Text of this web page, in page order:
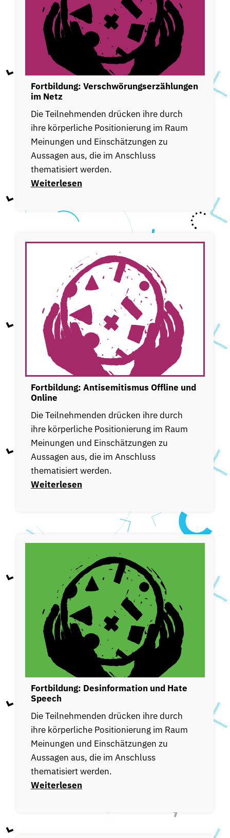
Fortbildung: Verschwörungserzählungen
im Netz
Die Teilnehmenden drücken ihre durch
ihre körperliche Positionierung im Raum
Meinungen und Einschätzungen zu
Aussagen aus, die im Anschluss
thematisiert werden.
Weiterlesen
Fortbildung: Antisemitismus Offline und
Online
Die Teilnehmenden drücken ihre durch
ihre körperliche Positionierung im Raum
Meinungen und Einschätzungen zu
Aussagen aus, die im Anschluss
thematisiert werden.
Weiterlesen
Fortbildung: Desinformation und Hate
Speech
Die Teilnehmenden drücken ihre durch
ihre körperliche Positionierung im Raum
Meinungen und Einschätzungen zu
Aussagen aus, die im Anschluss
thematisiert werden.
Weiterlesen